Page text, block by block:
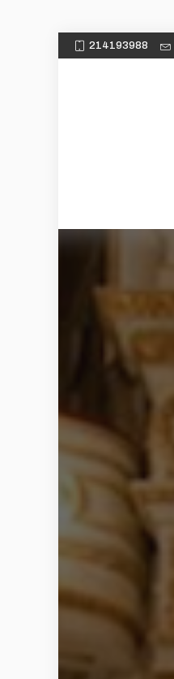
214193988